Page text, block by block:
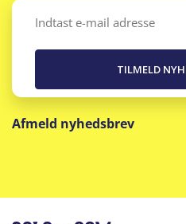
Email
Afmeld nyhedsbrev